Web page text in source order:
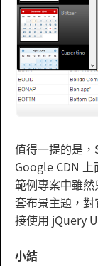
值得一提的是
Google CDN
範例專案中雖
套布景主題，
接使用 jQuery
小結